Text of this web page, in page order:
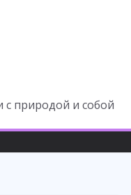
с природой и собой